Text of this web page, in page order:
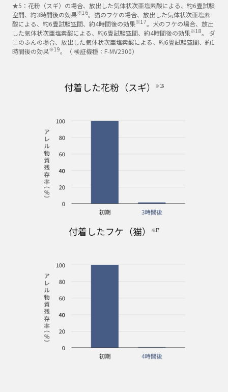
★5：花粉（スギ）の場合、放出した気体状次亜塩素酸による、約6畳試験
空間、約3時間後の効果※16。猫のフケの場合、放出した気体状次亜塩素
酸による、約6畳試験空間、約4時間後の効果※17。犬のフケの場合、放出
した気体状次亜塩素酸による、約6畳試験空間、約4時間後の効果※18。 ダ
ニのふんの場合、放出した気体状次亜塩素酸による、約6畳試験空間、約1
時間後の効果※19。（ 検証機種：F-MV2300）
付着した花粉（スギ） ※16
付着したフケ（猫） ※17